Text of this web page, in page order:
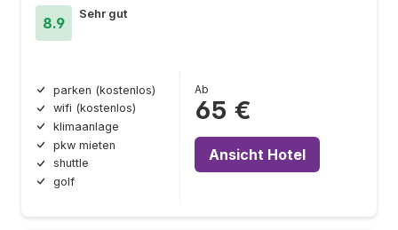
8.9
Sehr gut
parken (kostenlos)
wifi (kostenlos)
klimaanlage
pkw mieten
shuttle
golf
Ab
65 €
Ansicht Hotel